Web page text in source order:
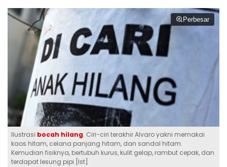
Perbesar
Ilustrasi bocah hilang. Ciri-ciri terakhir Alvaro yakni memakai
kaos hitam, celana panjang hitam, dan sandal hitam.
Kemudian fisiknya, bertubuh kurus, kulit gelap, rambut cepak, dan
terdapat lesung pipi [Ist]